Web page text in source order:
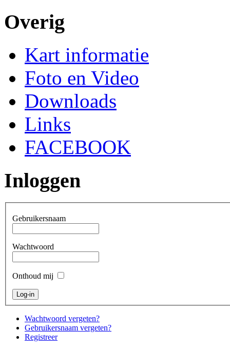
Overig
Kart informatie
Foto en Video
Downloads
Links
FACEBOOK
Inloggen
Gebruikersnaam
Wachtwoord
Onthoud mij
Wachtwoord vergeten?
Gebruikersnaam vergeten?
Registreer